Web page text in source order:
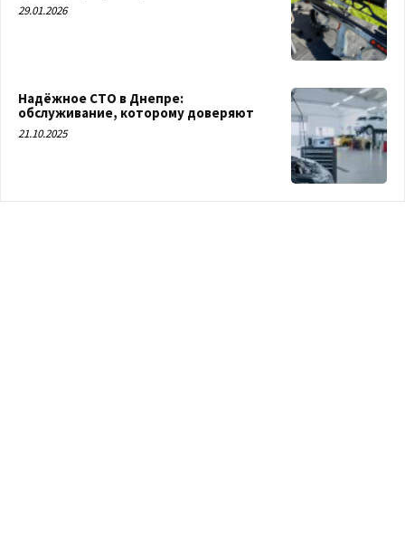
29.01.2026
Надёжное СТО в Днепре:
обслуживание, которому доверяют
21.10.2025